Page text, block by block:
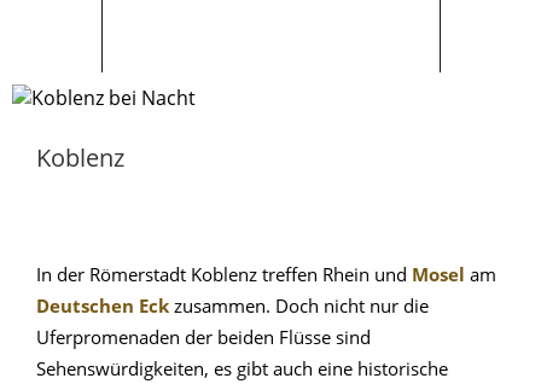
Koblenz
In der Römerstadt Koblenz treffen Rhein und Mosel am
Deutschen Eck zusammen. Doch nicht nur die
Uferpromenaden der beiden Flüsse sind
Sehenswürdigkeiten, es gibt auch eine historische